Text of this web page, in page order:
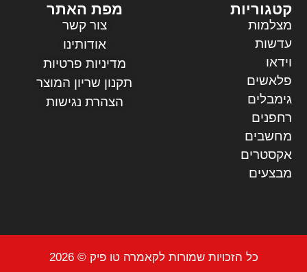
מפת האתר
צור קשר
אודותינו
מדיניות פרטיות
תקנון שריון המוצר
הצהרת נגישות
קטגוריות
מצלמות
עדשות
וידאו
פלאשים
גימבלים
רחפנים
מחשבים
אקסטרים
מבצעים
כל הזכויות שמורות לקאמרה טו פיק © 2026